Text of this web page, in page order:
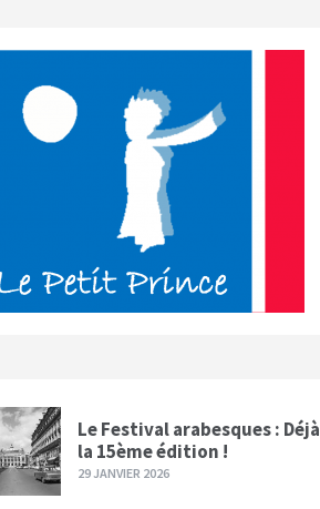
Le Festival arabesques : Déjà
la 15ème édition !
29 JANVIER 2026